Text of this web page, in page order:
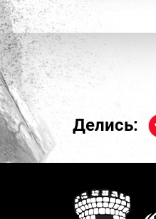
Делись: